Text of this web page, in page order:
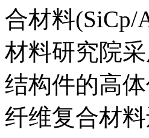
合材料
材料研究院
结构件的高
纤维复合材